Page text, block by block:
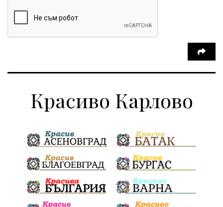
Красиво Карлово